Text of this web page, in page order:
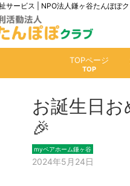
サービス | NPO法人鎌ヶ谷たんぽぽ
TOPページ
お誕生日
🎉
myペアホーム鎌ヶ谷
2024年5月24日